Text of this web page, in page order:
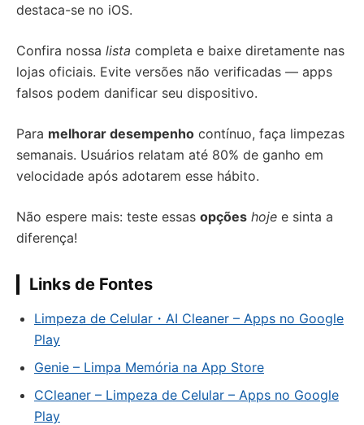
destaca-se no iOS.
Confira nossa lista completa e baixe diretamente nas
lojas oficiais. Evite versões não verificadas — apps
falsos podem danificar seu dispositivo.
Para melhorar desempenho contínuo, faça limpezas
semanais. Usuários relatam até 80% de ganho em
velocidade após adotarem esse hábito.
Não espere mais: teste essas opções hoje e sinta a
diferença!
Links de Fontes
Limpeza de Celular・AI Cleaner – Apps no Google
Play
Genie – Limpa Memória na App Store
CCleaner – Limpeza de Celular – Apps no Google
Play